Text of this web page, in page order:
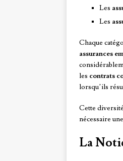
Les
Les
Chaque
assurances
les contrats
lorsqu’ils
Cette
nécessaire
La